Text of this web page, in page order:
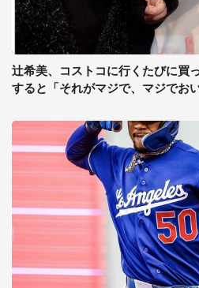
辻希美、コストコに行くたびに買
すると「それがマジで、マジでお